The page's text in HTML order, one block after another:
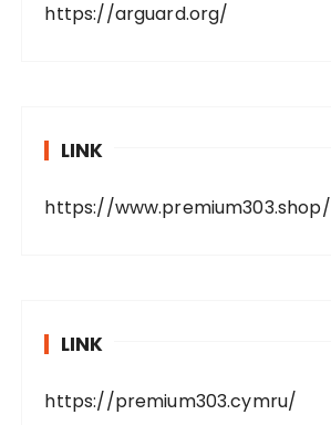
https://arguard.org/
LINK
https://www.premium303.shop/
LINK
https://premium303.cymru/